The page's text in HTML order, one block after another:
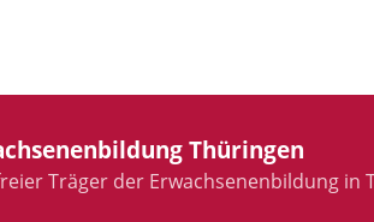
Thüringen
Träger der Erwachsenenbildung in